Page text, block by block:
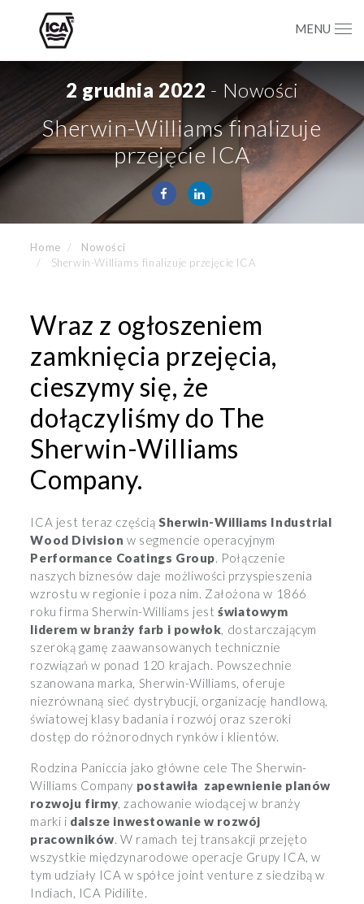
MENU
2 grudnia 2022 - Nowości
Sherwin-Williams finalizuje
przejęcie ICA
Home
Nowości
Sherwin-Williams finalizuje przejęcie ICA
Wraz z ogłoszeniem
zamknięcia przejęcia,
cieszymy się, że
dołączyliśmy do The
Sherwin-Williams
Company.
ICA jest teraz częściąSherwin-Williams Industrial
Wood Division w segmencie operacyjnym
Performance Coatings Group. Połączenie
naszych biznesów daje możliwości przyspieszenia
wzrostu w regionie i poza nim. Założona w 1866
roku firma Sherwin-Williams jestświatowym
liderem w branży farb i powłok, dostarczającym
szeroką gamę zaawansowanych technicznie
rozwiązań w ponad 120 krajach. Powszechnie
szanowana marka, Sherwin-Williams, oferuje
niezrównaną sieć dystrybucji, organizację handlową,
światowej klasy badania i rozwój oraz szeroki
dostęp do różnorodnych rynków i klientów.
Rodzina Paniccia jako główne cele The Sherwin-
Williams Company postawiła zapewnienie planów
rozwoju firmy, zachowanie wiodącej w branży
marki i dalsze inwestowanie w rozwój
pracowników. W ramach tej transakcji przejęto
wszystkie międzynarodowe operacje Grupy ICA, w
tym udziały ICA w spółce joint venture z siedzibą w
Indiach, ICA Pidilite.